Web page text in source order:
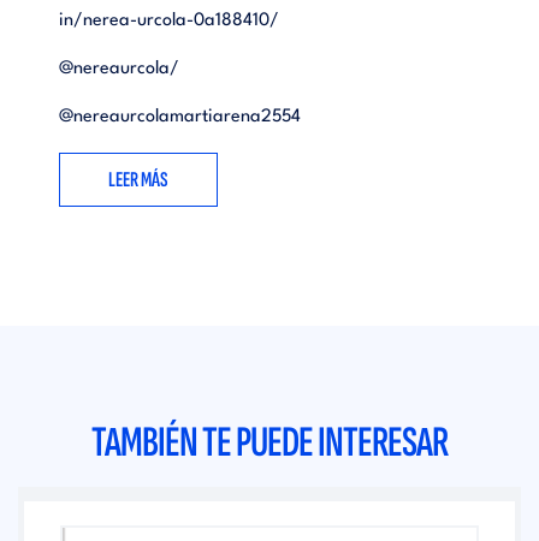
in/nerea-urcola-0a188410/
@nereaurcola/
@nereaurcolamartiarena2554
LEER MÁS
TAMBIÉN TE PUEDE INTERESAR